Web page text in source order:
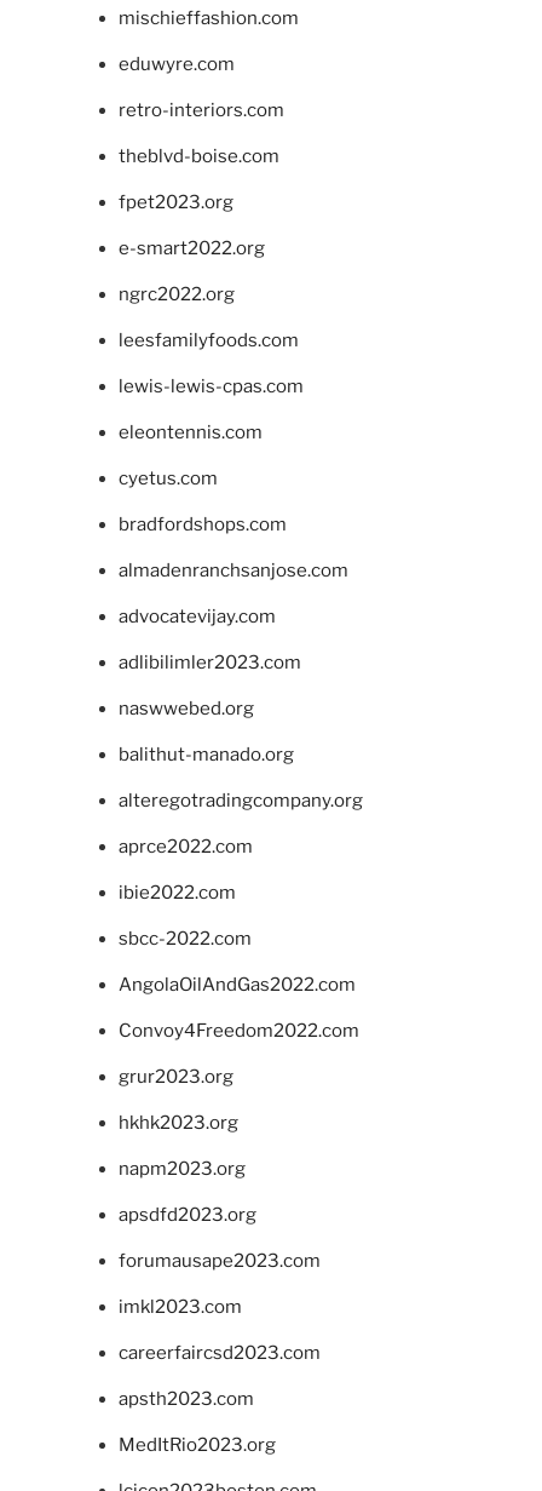
mischieffashion.com
eduwyre.com
retro-interiors.com
theblvd-boise.com
fpet2023.org
e-smart2022.org
ngrc2022.org
leesfamilyfoods.com
lewis-lewis-cpas.com
eleontennis.com
cyetus.com
bradfordshops.com
almadenranchsanjose.com
advocatevijay.com
adlibilimler2023.com
naswwebed.org
balithut-manado.org
alteregotradingcompany.org
aprce2022.com
ibie2022.com
sbcc-2022.com
AngolaOilAndGas2022.com
Convoy4Freedom2022.com
grur2023.org
hkhk2023.org
napm2023.org
apsdfd2023.org
forumausape2023.com
imkl2023.com
careerfaircsd2023.com
apsth2023.com
MedItRio2023.org